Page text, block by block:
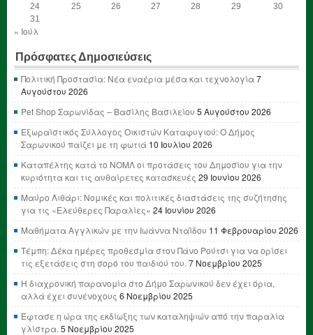
24
25 26 27 28 29
30
31
« Ιούλ
Πρόσφατες Δημοσιεύσεις
Πολιτική Προστασία: Νέα εναέρια μέσα και τεχνολογία7
Αυγούστου 2026
Pet Shop Σαρωνίδας – Βασίλης Βασιλείου 5 Αυγούστου 2026
Εξωραϊστικός Σύλλογος Οικιστών Καταφυγιού: Ο Δήμος
Σαρωνικού παίζει με τη φωτιά 10 Ιουλίου 2026
Καταπέλτης κατά το ΝΟΜΛ οι προτάσεις του Δημοσίου για την
κυριότητα και τις αυθαίρετες κατασκευές 29 Ιουνίου 2026
Μαύρο Λιθάρι: Νομικές και πολιτικές διαστάσεις της συζήτησης
για τις «Ελεύθερες Παραλίες» 24 Ιουνίου 2026
Μαθήματα Αγγλικών με την Ιωάννα Νταΐδου 11 Φεβρουαρίου 2026
Τέμπη: Δέκα ημέρες προθεσμία στον Πάνο Ρούτσι για να ορίσει
τις εξετάσεις στη σορό του παιδιού του. 7 Νοεμβρίου 2025
Η διαχρονική παρανομία στο Δήμο Σαρωνικού δεν έχει όρια,
αλλά έχει συνένοχους 6 Νοεμβρίου 2025
Έφτασε η ώρα της εκδίωξης των καταληψιών από την παραλία
γλίστρα. 5 Νοεμβρίου 2025